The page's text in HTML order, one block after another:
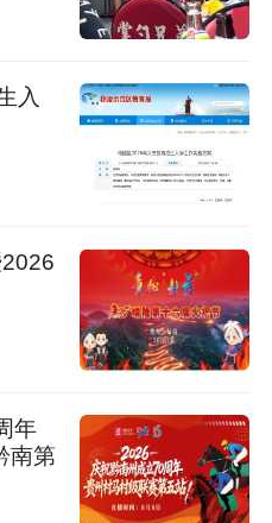
控工作开展提供清晰的
入
年
南第